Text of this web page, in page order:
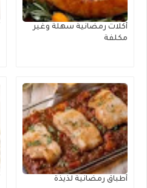
أكلات رمضانية سهلة وغير
مكلفة
أطباق رمضانية لذيذة